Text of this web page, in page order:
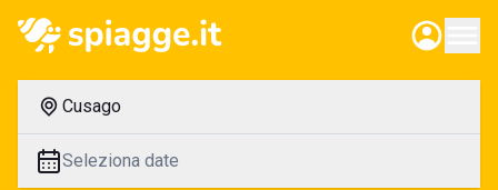
Cusago
Seleziona date